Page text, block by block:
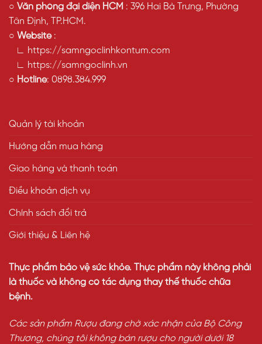
○ Văn phòng đại diện HCM : 396 Hai Bà Trưng, Phường
Tân Định, TP.HCM.
○ Website:
∟ https://samngoclinhkontum.com
∟ https://samngoclinh.vn
○ Hotline: 0898.384.999
Quản lý tài khoản
Hướng dẫn mua hàng
Giao hàng và thanh toán
Điều khoản dịch vụ
Chính sách đổi trả
Giới thiệu & Liên hệ
Thực phẩm bảo vệ sức khỏe. Thực phẩm này không phải
là thuốc và không có tác dụng thay thế thuốc chữa
bệnh.
Các sản phẩm Rượu đang chờ xác nhận của Bộ Công
Thương, chúng tôi không bán rượu cho người dưới 18